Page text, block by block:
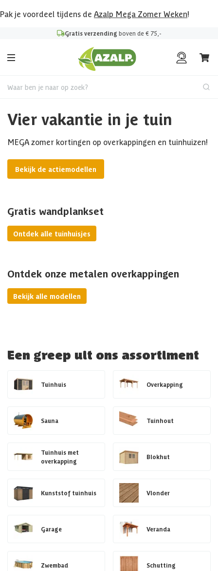
Pak je voordeel tijdens de Azalp Mega Zomer Weken!
Gratis verzending boven de € 75,-
Waar ben je naar op zoek?
Vier vakantie in je tuin
MEGA zomer kortingen op overkappingen en tuinhuizen!
Bekijk de actiemodellen
Gratis wandplankset
Ontdek alle tuinhuisjes
Ontdek onze metalen overkappingen
Bekijk alle modellen
Een greep uit ons assortiment
Tuinhuis Overkapping
Sauna Tuinhout
Tuinhuis met
overkapping
Blokhut
Kunststof tuinhuis Vlonder
Garage Veranda
Zwembad Schutting